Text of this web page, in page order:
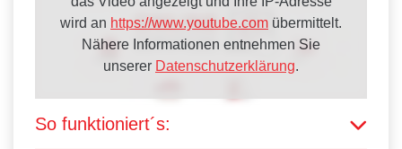
wird an https://www.youtube.com übermittelt.
Nähere Informationen entnehmen Sie
unserer Datenschutzerklärung.
So funktioniert´s: